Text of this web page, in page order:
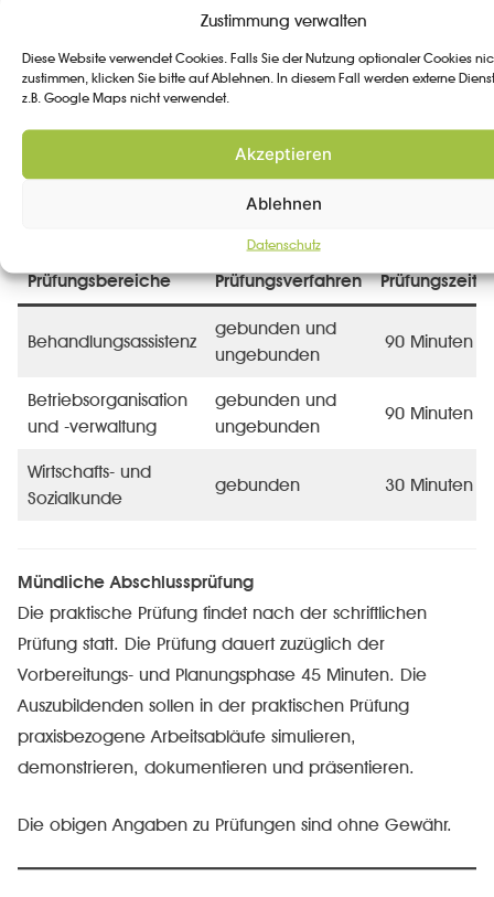
Zustimmung verwalten
Diese Website verwendet Cookies. Falls Sie der Nutzung optionaler Cookies
zustimmen, klicken Sie bitte auf Ablehnen. In diesem Fall werden externe
z.B. Google Maps nicht verwendet.
Akzeptieren
Ablehnen
Datenschutz
Schriftliche Abschlussprüfung
Bayerische Landesärztekammer Termine im Winter und
im Sommer an. Folgende Bereiche werden dabei
Prüfungsbereiche Prüfungsverfahren Prüfungszeit
Behandlungsassistenz
gebunden und
ungebunden
90 Minuten
Betriebsorganisation
und -verwaltung
gebunden und
ungebunden
90 Minuten
Wirtschafts- und
Sozialkunde
gebunden 30 Minuten
Mündliche Abschlussprüfung
Die praktische Prüfung findet nach der schriftlichen
Prüfung statt. Die Prüfung dauert zuzüglich der
Vorbereitungs- und Planungsphase 45 Minuten. Die
Auszubildenden sollen in der praktischen Prüfung
praxisbezogene Arbeitsabläufe simulieren,
demonstrieren, dokumentieren und präsentieren.
Die obigen Angaben zu Prüfungen sind ohne Gewähr.